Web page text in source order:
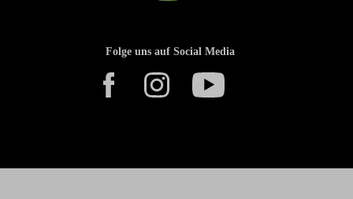
Folge uns auf Social Media